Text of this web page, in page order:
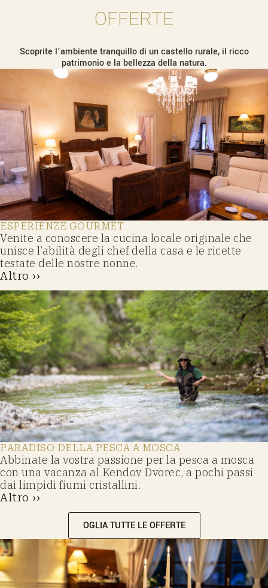
OFFERTE
Scoprite l’ambiente tranquillo di un castello rurale, il ricco
patrimonio e la bellezza della natura.
ESPERIENZE GOURMET
Venite a conoscere la cucina locale originale che
unisce l’abilità degli chef della casa e le ricette
testate delle nostre nonne.
Altro ››
PARADISO DELLA PESCA A MOSCA
Abbinate la vostra passione per la pesca a mosca
con una vacanza al Kendov Dvorec, a pochi passi
dai limpidi fiumi cristallini.
Altro ››
OGLIA TUTTE LE OFFERTE